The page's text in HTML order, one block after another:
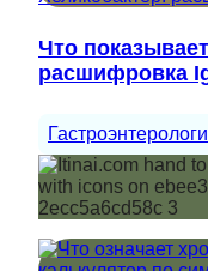
Что
расшифровка